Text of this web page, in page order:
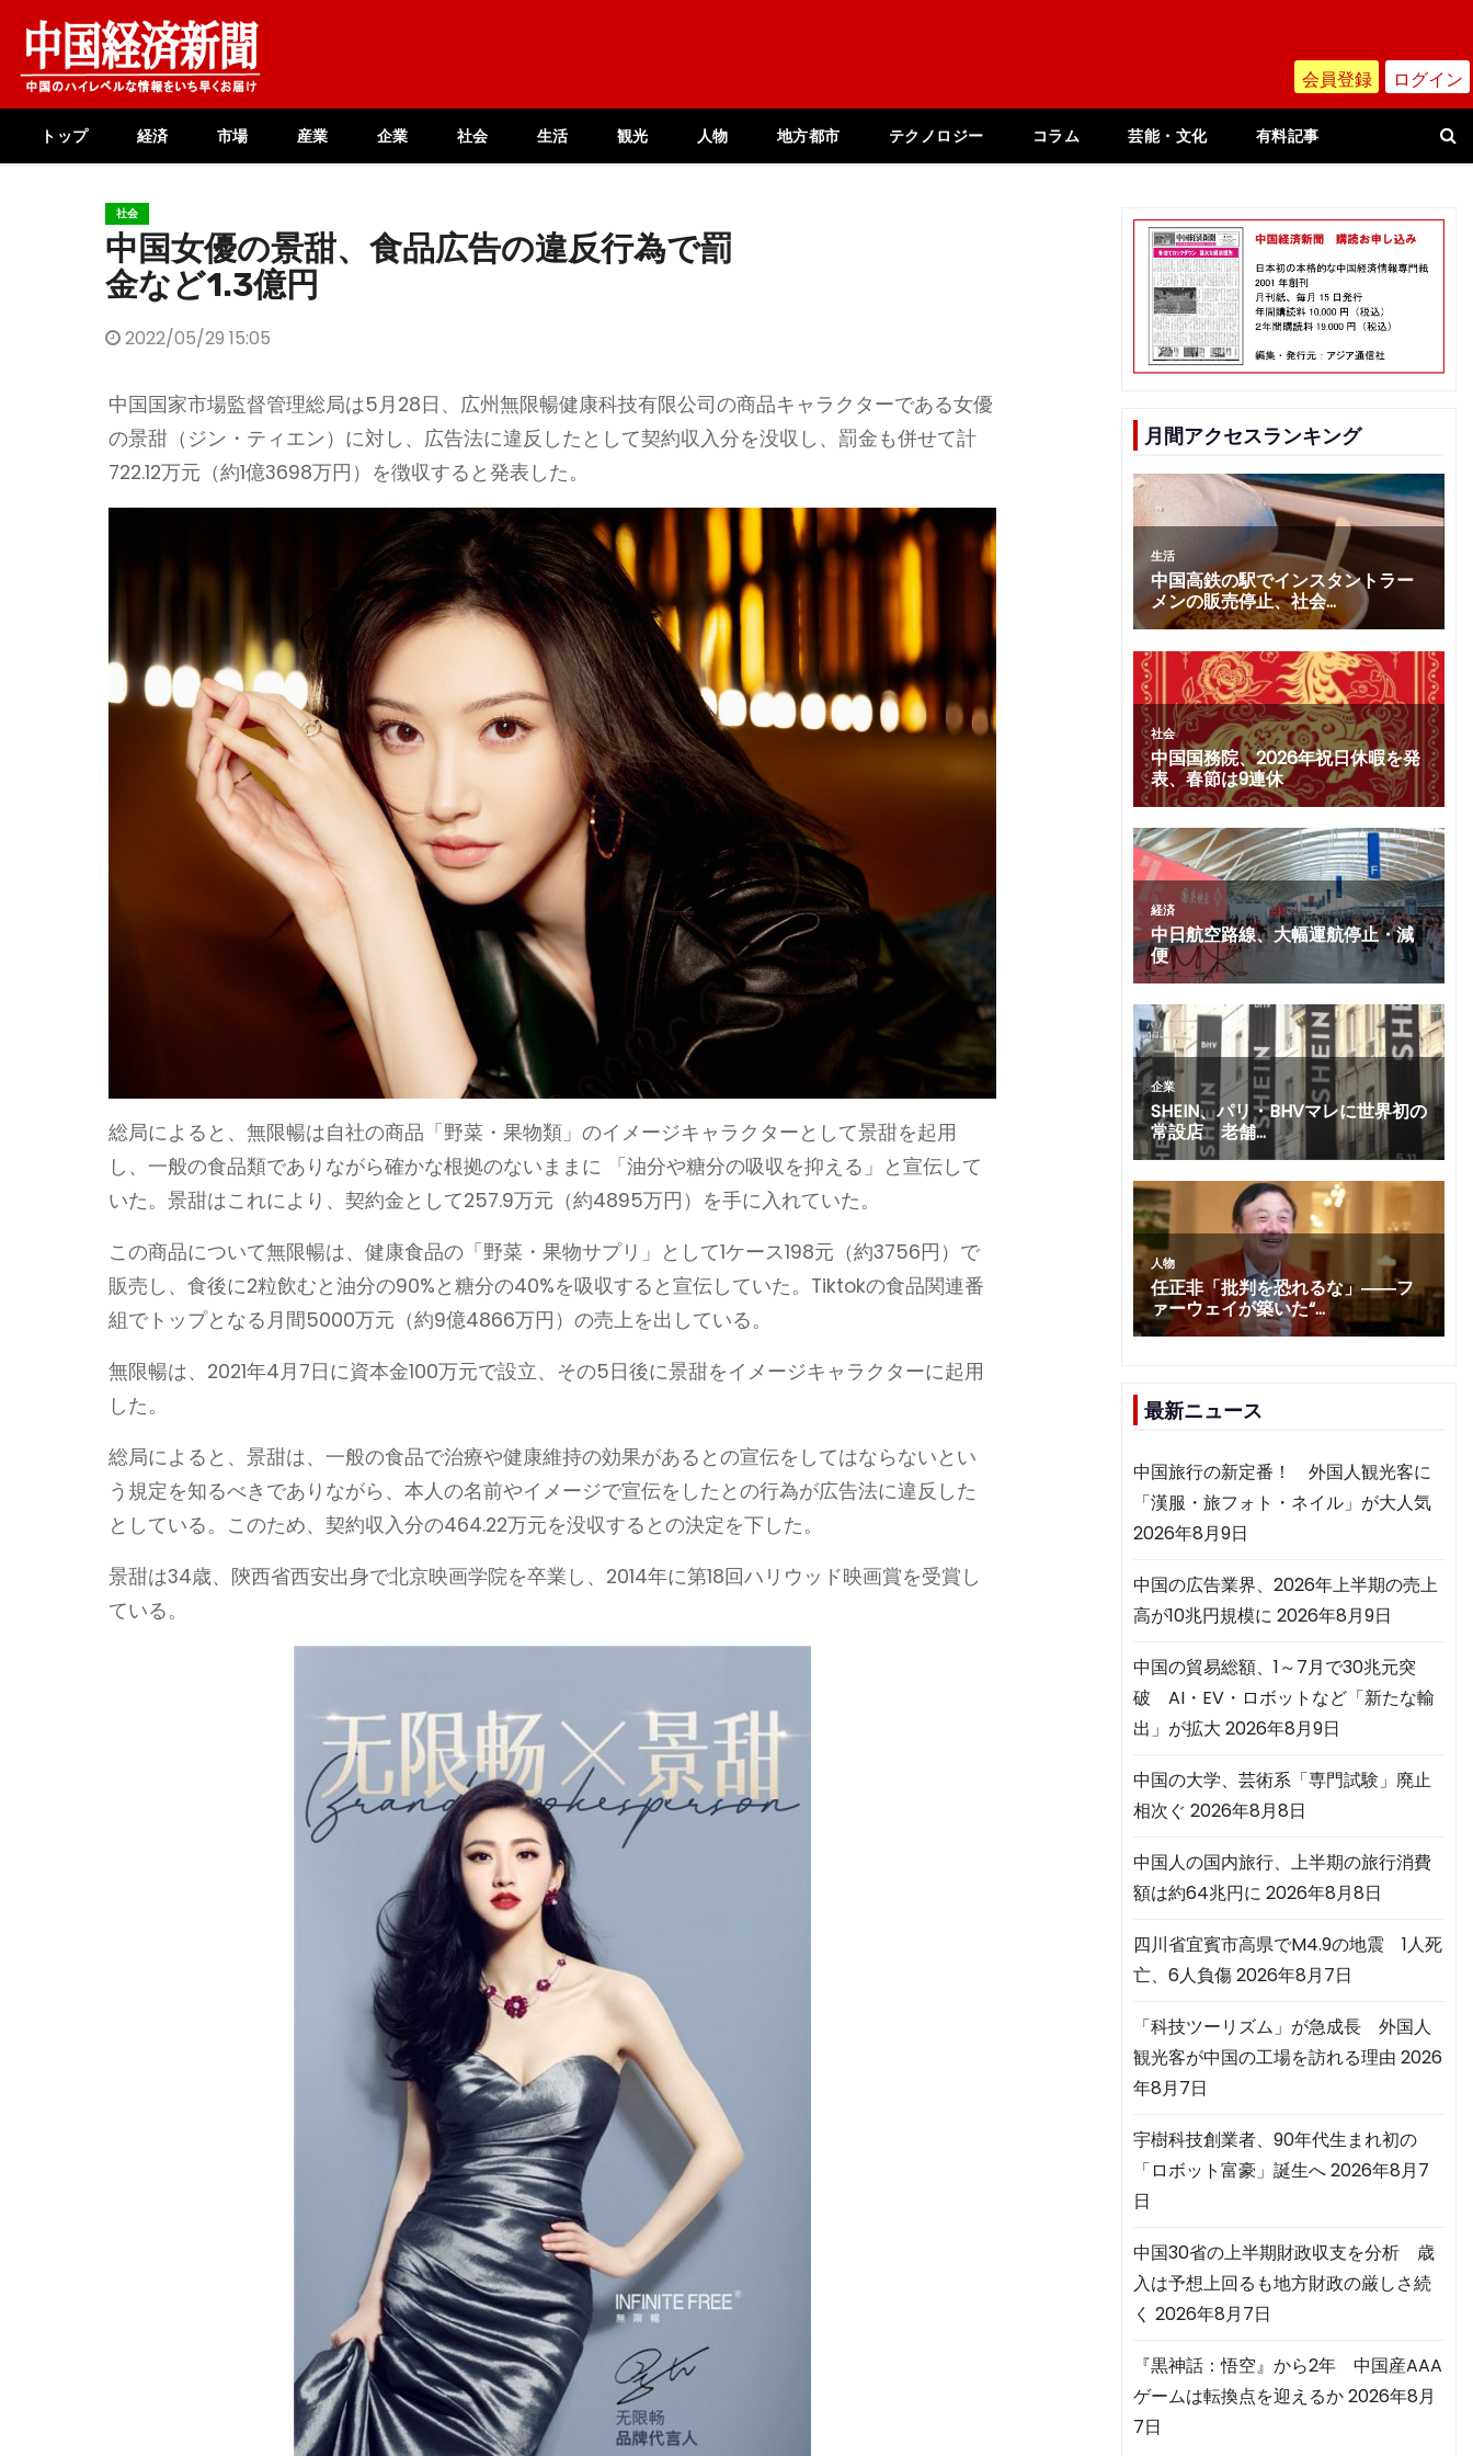
content
会員登録 ログイン
トップ 経済 市場 産業 企業 社会 生活 観光 人物 地方都市 テクノロジー コラム 芸能・文化 有料記事
社会
中国女優の景甜、食品広告の違反行為で罰
金など1.3億円
2022/05/29 15:05
中国国家市場監督管理総局は5月28日、広州無限暢健康科技有限公司の商品キャラクターである女優
の景甜（ジン・ティエン）に対し、広告法に違反したとして契約収入分を没収し、罰金も併せて計
722.12万元（約1億3698万円）を徴収すると発表した。
総局によると、無限暢は自社の商品「野菜・果物類」のイメージキャラクターとして景甜を起用
し、一般の食品類でありながら確かな根拠のないままに 「油分や糖分の吸収を抑える」と宣伝して
いた。景甜はこれにより、契約金として257.9万元（約4895万円）を手に入れていた。
この商品について無限暢は、健康食品の「野菜・果物サプリ」として1ケース198元（約3756円）で
販売し、食後に2粒飲むと油分の90%と糖分の40%を吸収すると宣伝していた。Tiktokの食品関連番
組でトップとなる月間5000万元（約9億4866万円）の売上を出している。
無限暢は、2021年4月7日に資本金100万元で設立、その5日後に景甜をイメージキャラクターに起用
した。
総局によると、景甜は、一般の食品で治療や健康維持の効果があるとの宣伝をしてはならないとい
う規定を知るべきでありながら、本人の名前やイメージで宣伝をしたとの行為が広告法に違反した
としている。このため、契約収入分の464.22万元を没収するとの決定を下した。
景甜は34歳、陝西省西安出身で北京映画学院を卒業し、2014年に第18回ハリウッド映画賞を受賞し
ている。
月間アクセスランキング
最新ニュース
中国旅行の新定番！ 外国人観光客に
「漢服・旅フォト・ネイル」が大人気
2026年8月9日
中国の広告業界、2026年上半期の売上
高が10兆円規模に 2026年8月9日
中国の貿易総額、1～7月で30兆元突
破 AI・EV・ロボットなど「新たな輸
出」が拡大 2026年8月9日
中国の大学、芸術系「専門試験」廃止
相次ぐ 2026年8月8日
中国人の国内旅行、上半期の旅行消費
額は約64兆円に 2026年8月8日
四川省宜賓市高県でM4.9の地震 1人死
亡、6人負傷2026年8月7日
「科技ツーリズム」が急成長 外国人
観光客が中国の工場を訪れる理由 2026
年8月7日
宇樹科技創業者、90年代生まれ初の
「ロボット富豪」誕生へ2026年8月7
日
中国30省の上半期財政収支を分析 歳
入は予想上回るも地方財政の厳しさ続
く 2026年8月7日
『黒神話：悟空』から2年 中国産AAA
ゲームは転換点を迎えるか2026年8月
7日